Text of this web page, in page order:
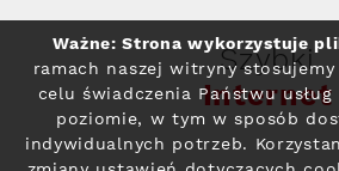
Szybki
Internet
Ważne: Strona wykorzystuje
ramach naszej witryny
celu świadczenia Państwu usług
poziomie, w tym w sposób
indywidualnych potrzeb.